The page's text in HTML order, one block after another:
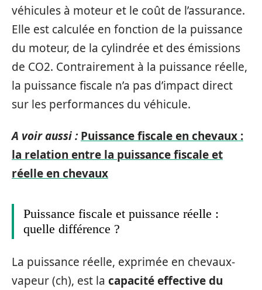
véhicules à moteur et le coût de l’assurance.
Elle est calculée en fonction de la puissance
du moteur, de la cylindrée et des émissions
de CO2. Contrairement à la puissance réelle,
la puissance fiscale n’a pas d’impact direct
sur les performances du véhicule.
A voir aussi : Puissance fiscale en chevaux :
la relation entre la puissance fiscale et
réelle en chevaux
Puissance fiscale et puissance réelle :
quelle différence ?
La puissance réelle, exprimée en chevaux-
vapeur (ch), est la capacité effective du